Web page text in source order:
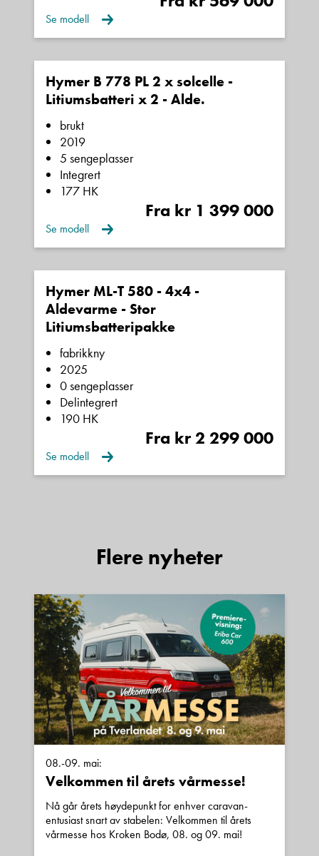
Se modell
Hymer B 778 PL 2 x solcelle -
Litiumsbatteri x 2 - Alde.
brukt
2019
5 sengeplasser
Integrert
177 HK
Fra kr 1 399 000
Se modell
Hymer ML-T 580 - 4x4 -
Aldevarme - Stor
Litiumsbatteripakke
fabrikkny
2025
0 sengeplasser
Delintegrert
190 HK
Fra kr 2 299 000
Se modell
Flere nyheter
08.-09. mai:
Velkommen til årets vårmesse!
Nå går årets høydepunkt for enhver caravan-
entusiast snart av stabelen: Velkommen til årets
vårmesse hos Kroken Bodø, 08. og 09. mai!